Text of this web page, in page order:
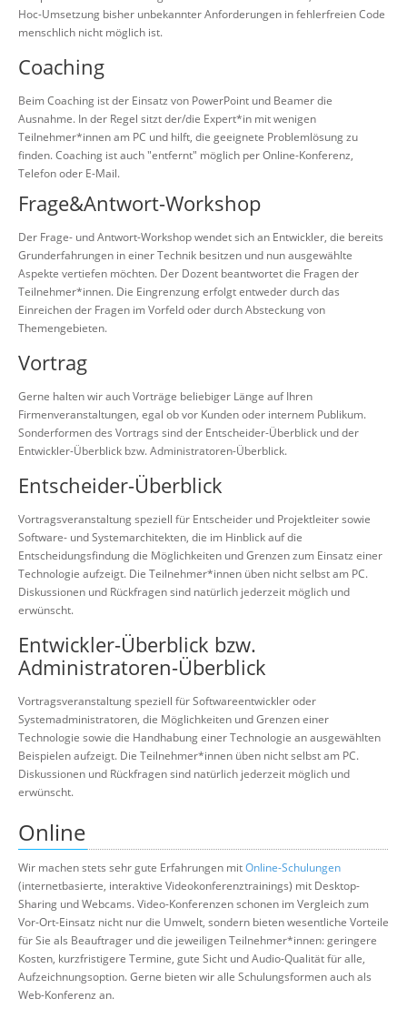
Hoc-Umsetzung bisher unbekannter Anforderungen in fehlerfreien Code
menschlich nicht möglich ist.
Coaching
Beim Coaching ist der Einsatz von PowerPoint und Beamer die
Ausnahme. In der Regel sitzt der/die Expert*in mit wenigen
Teilnehmer*innen am PC und hilft, die geeignete Problemlösung zu
finden. Coaching ist auch "entfernt" möglich per Online-Konferenz,
Telefon oder E-Mail.
Frage&Antwort-Workshop
Der Frage- und Antwort-Workshop wendet sich an Entwickler, die bereits
Grunderfahrungen in einer Technik besitzen und nun ausgewählte
Aspekte vertiefen möchten. Der Dozent beantwortet die Fragen der
Teilnehmer*innen. Die Eingrenzung erfolgt entweder durch das
Einreichen der Fragen im Vorfeld oder durch Absteckung von
Themengebieten.
Vortrag
Gerne halten wir auch Vorträge beliebiger Länge auf Ihren
Firmenveranstaltungen, egal ob vor Kunden oder internem Publikum.
Sonderformen des Vortrags sind der Entscheider-Überblick und der
Entwickler-Überblick bzw. Administratoren-Überblick.
Entscheider-Überblick
Vortragsveranstaltung speziell für Entscheider und Projektleiter sowie
Software- und Systemarchitekten, die im Hinblick auf die
Entscheidungsfindung die Möglichkeiten und Grenzen zum Einsatz einer
Technologie aufzeigt. Die Teilnehmer*innen üben nicht selbst am PC.
Diskussionen und Rückfragen sind natürlich jederzeit möglich und
erwünscht.
Entwickler-Überblick bzw.
Administratoren-Überblick
Vortragsveranstaltung speziell für Softwareentwickler oder
Systemadministratoren, die Möglichkeiten und Grenzen einer
Technologie sowie die Handhabung einer Technologie an ausgewählten
Beispielen aufzeigt. Die Teilnehmer*innen üben nicht selbst am PC.
Diskussionen und Rückfragen sind natürlich jederzeit möglich und
erwünscht.
Online
Wir machen stets sehr gute Erfahrungen mitOnline-Schulungen
(internetbasierte, interaktive Videokonferenztrainings) mit Desktop-
Sharing und Webcams. Video-Konferenzen schonen im Vergleich zum
Vor-Ort-Einsatz nicht nur die Umwelt, sondern bieten wesentliche Vorteile
für Sie als Beauftrager und die jeweiligen Teilnehmer*innen: geringere
Kosten, kurzfristigere Termine, gute Sicht und Audio-Qualität für alle,
Aufzeichnungsoption. Gerne bieten wir alle Schulungsformen auch als
Web-Konferenz an.